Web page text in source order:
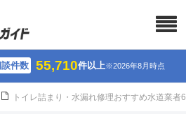
件数 55,710件以上※2026年8月時点
トイレ詰まり・水漏れ修理おすすめ水道業